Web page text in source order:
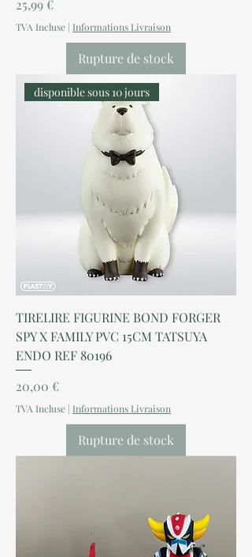
Prix
25,99 €
TVA Incluse | Informations Livraison
Rupture de stock
disponible sous 10 jours
TIRELIRE FIGURINE BOND FORGER
SPY X FAMILY PVC 15CM TATSUYA
ENDO REF 80196
Prix
20,00 €
TVA Incluse | Informations Livraison
Rupture de stock